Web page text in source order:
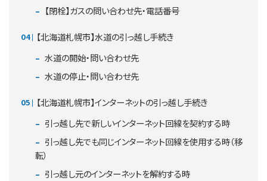
【閉栓】ガスの問い合わせ先・電話番号
【北海道札幌市】水道の引っ越し手続き
水道の開始・問い合わせ先
水道の停止・問い合わせ先
【北海道札幌市】インターネットの引っ越し手続き
引っ越し先で新しいインターネット回線を契約する時
引っ越し先でも同じインターネット回線を使用する時（移
転）
引っ越し元のインターネットを解約する時